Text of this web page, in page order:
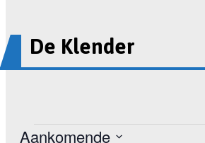
De Klender